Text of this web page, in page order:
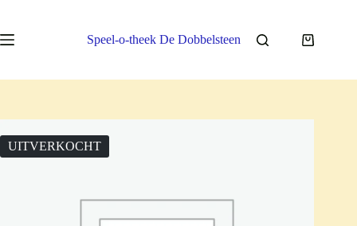
de
inhoud
Speel-o-theek De Dobbelsteen
UITVERKOCHT